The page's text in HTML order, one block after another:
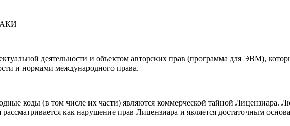
деятельности и объектом авторских прав (программа для ЭВМ),
и нормами международного права.
коды (в том числе их части) являются коммерческой тайной Лицензиара.
как нарушение прав Лицензиара и является достаточным